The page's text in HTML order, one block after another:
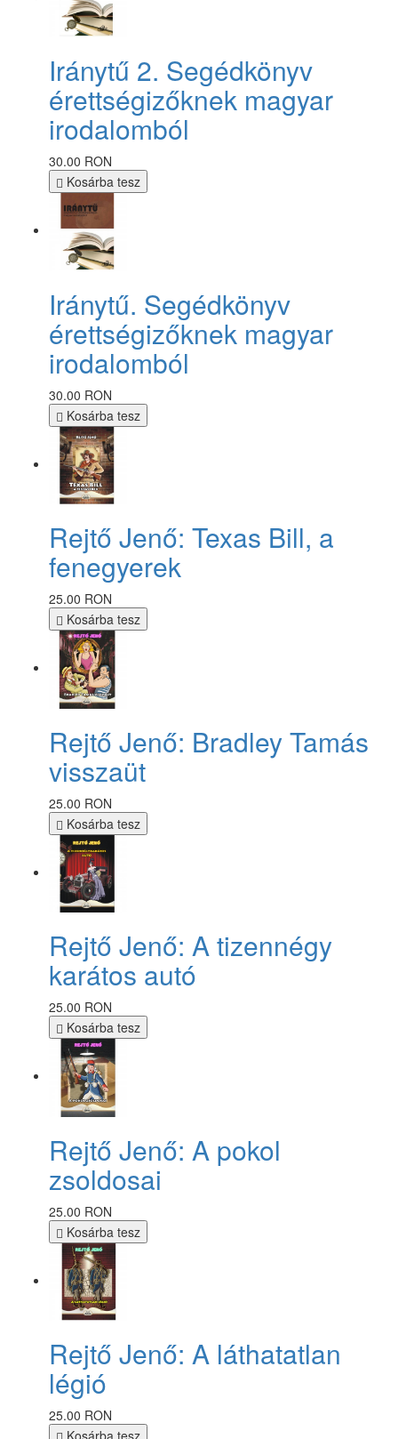
Iránytű 2. Segédkönyv
érettségizőknek magyar
irodalomból
30.00 RON
Kosárba tesz
Iránytű. Segédkönyv
érettségizőknek magyar
irodalomból
30.00 RON
Kosárba tesz
Rejtő Jenő: Texas Bill, a
fenegyerek
25.00 RON
Kosárba tesz
Rejtő Jenő: Bradley Tamás
visszaüt
25.00 RON
Kosárba tesz
Rejtő Jenő: A tizennégy
karátos autó
25.00 RON
Kosárba tesz
Rejtő Jenő: A pokol
zsoldosai
25.00 RON
Kosárba tesz
Rejtő Jenő: A láthatatlan
légió
25.00 RON
Kosárba tesz